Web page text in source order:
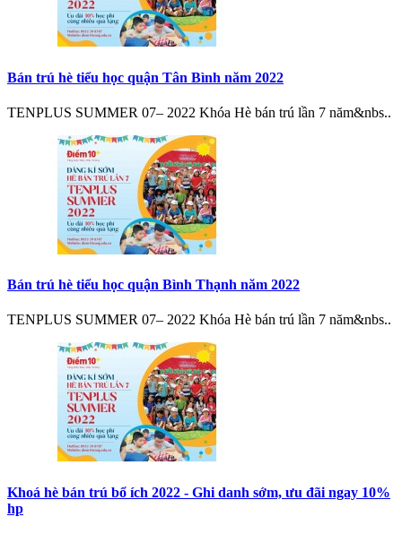
Bán trú hè tiểu học quận Tân Bình năm 2022
TENPLUS SUMMER 07– 2022 Khóa Hè bán trú lần 7 năm&nbs..
Bán trú hè tiểu học quận Bình Thạnh năm 2022
TENPLUS SUMMER 07– 2022 Khóa Hè bán trú lần 7 năm&nbs..
Khoá hè bán trú bổ ích 2022 - Ghi danh sớm, ưu đãi ngay 10%
hp